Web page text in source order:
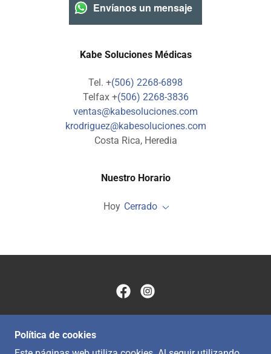
Envíanos un mensaje
Kabe Soluciones Médicas
Tel. +(506) 2268-6898
Telfax +(506) 2268-3836
ventas@kabesoluciones.com
krodriguez@kabesoluciones.com
Costa Rica, Heredia
Nuestro Horario
Hoy Cerrado
TODOS LOS DERECHOS RESERVADOS
Política de cookies